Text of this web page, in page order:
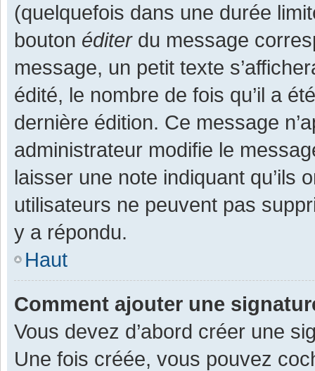
(quelquefois dans une durée
bouton éditerdu message
message, un petit texte
édité, le nombre de fois qu’il a
dernière édition. Ce message
administrateur modifie le
laisser une note indiquant qu’ils
utilisateurs ne peuvent pas
y a répondu.
Haut
Comment ajouter une
Vous devez d’abord créer une
Une fois créée, vous pouvez